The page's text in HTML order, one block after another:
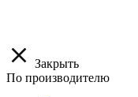
Закрыть
По производителю